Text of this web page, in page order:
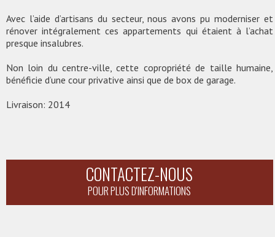
Avec l’aide d’artisans du secteur, nous avons pu moderniser et
rénover intégralement ces appartements qui étaient à l’achat
presque insalubres.
Non loin du centre-ville, cette copropriété de taille humaine,
bénéficie d’une cour privative ainsi que de box de garage.
Livraison: 2014
CONTACTEZ-NOUS
POUR PLUS D'INFORMATIONS